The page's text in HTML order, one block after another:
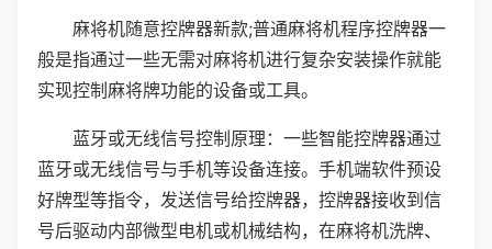
麻将机随意控牌器新款;普通麻将机程序控牌器一
般是指通过一些无需对麻将机进行复杂安装操作就能
实现控制麻将牌功能的设备或工具。
蓝牙或无线信号控制原理：一些智能控牌器通过
蓝牙或无线信号与手机等设备连接。手机端软件预设
好牌型等指令，发送信号给控牌器，控牌器接收到信
号后驱动内部微型电机或机械结构，在麻将机洗牌、